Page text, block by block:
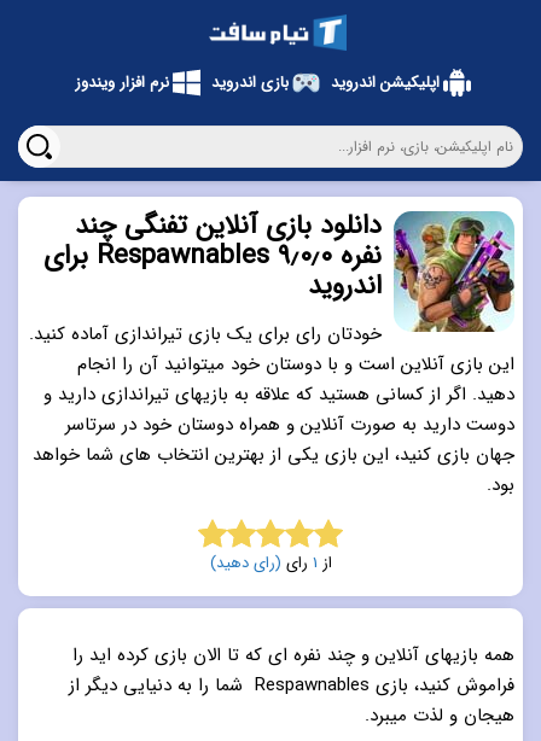
دانلود بازی آنلاین تفنگی چند
نفره ۹٫۰٫۰ Respawnables برای
اندروید
خودتان رای برای یک بازی تیراندازی آماده کنید.
این بازی آنلاین است و با دوستان خود میتوانید آن را انجام
دهید. اگر از کسانی هستید که علاقه به بازیهای تیراندازی دارید و
دوست دارید به صورت آنلاین و همراه دوستان خود در سرتاسر
جهان بازی کنید، این بازی یکی از بهترین انتخاب های شما خواهد
بود.
5.0 از 5 از 1 رای (رای دهید)
همه بازیهای آنلاین و چند نفره ای که تا الان بازی کرده اید را
فراموش کنید، بازی Respawnables شما را به دنیایی دیگر از
هیجان و لذت میبرد.
اپلیکیشن اندروید بازی اندروید نرم افزار ویندوز